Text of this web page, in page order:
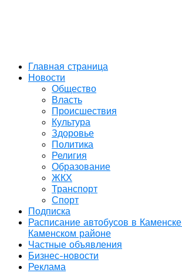
Главная страница
Новости
Общество
Власть
Происшествия
Культура
Здоровье
Политика
Религия
Образование
ЖКХ
Транспорт
Спорт
Подписка
Расписание автобусов в
Каменском районе
Частные объявления
Бизнес-новости
Реклама